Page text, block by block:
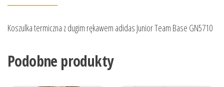
Koszulka termiczna z dugim rękawem adidas Junior Team Base GN5710
Podobne produkty